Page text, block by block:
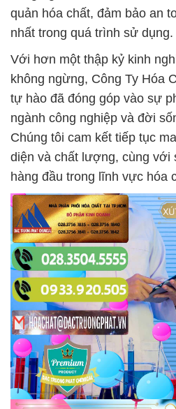
quản hóa chất, đảm bảo an
nhất trong quá trình sử dụng.
Với hơn một thập kỷ kinh
không ngừng, Công Ty Hóa
tự hào đã đóng góp vào sự
ngành công nghiệp và đời
Chúng tôi cam kết tiếp tục
diện và chất lượng, cùng với
hàng đầu trong lĩnh vực hóa